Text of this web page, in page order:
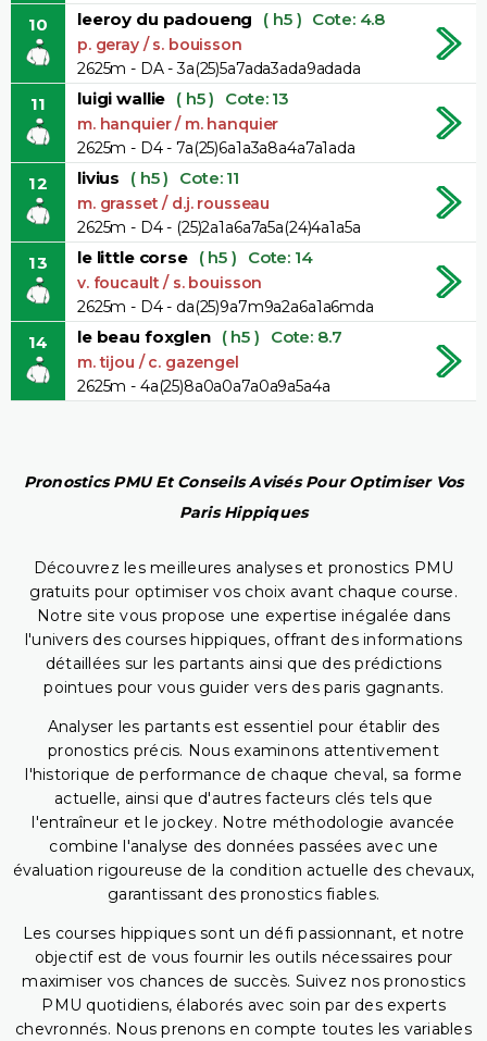
10 leeroy du padoueng ( h5 ) Cote: 4.8
p. geray / s. bouisson
2625m - DA - 3a(25)5a7ada3ada9adada
11 luigi wallie ( h5 ) Cote: 13
m. hanquier / m. hanquier
2625m - D4 - 7a(25)6a1a3a8a4a7a1ada
12 livius ( h5 ) Cote: 11
m. grasset / d.j. rousseau
2625m - D4 - (25)2a1a6a7a5a(24)4a1a5a
13 le little corse ( h5 ) Cote: 14
v. foucault / s. bouisson
2625m - D4 - da(25)9a7m9a2a6a1a6mda
14 le beau foxglen ( h5 ) Cote: 8.7
m. tijou / c. gazengel
2625m - 4a(25)8a0a0a7a0a9a5a4a
Pronostics PMU Et Conseils Avisés Pour Optimiser Vos
Paris Hippiques
Découvrez les meilleures analyses et pronostics PMU
gratuits pour optimiser vos choix avant chaque course.
Notre site vous propose une expertise inégalée dans
l'univers des courses hippiques, offrant des informations
détaillées sur les partants ainsi que des prédictions
pointues pour vous guider vers des paris gagnants.
Analyser les partants est essentiel pour établir des
pronostics précis. Nous examinons attentivement
l'historique de performance de chaque cheval, sa forme
actuelle, ainsi que d'autres facteurs clés tels que
l'entraîneur et le jockey. Notre méthodologie avancée
combine l'analyse des données passées avec une
évaluation rigoureuse de la condition actuelle des chevaux,
garantissant des pronostics fiables.
Les courses hippiques sont un défi passionnant, et notre
objectif est de vous fournir les outils nécessaires pour
maximiser vos chances de succès. Suivez nos pronostics
PMU quotidiens, élaborés avec soin par des experts
chevronnés. Nous prenons en compte toutes les variables